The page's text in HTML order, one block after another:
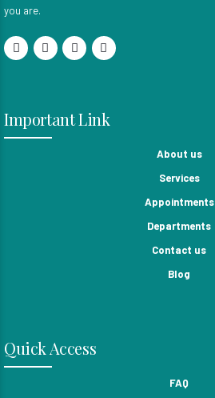
you are.
Important Link
About us
Services
Appointments
Departments
Contact us
Blog
Quick Access
FAQ